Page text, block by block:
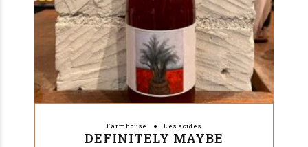
Farmhouse Les acides
DEFINITELY MAYBE